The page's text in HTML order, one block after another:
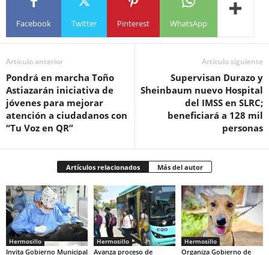
Facebook Twitter Pinterest WhatsApp
Artículo anterior
Pondrá en marcha Toño
Astiazarán iniciativa de
jóvenes para mejorar
atención a ciudadanos con
“Tu Voz en QR”
Artículo siguiente
Supervisan Durazo y
Sheinbaum nuevo Hospital
del IMSS en SLRC;
beneficiará a 128 mil
personas
Artículos relacionados Más del autor
Hermosillo
Invita Gobierno Municipal
Hermosillo
Avanza proceso de
Hermosillo
Organiza Gobierno de